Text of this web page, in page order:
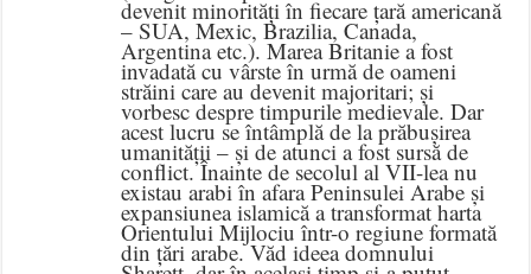
devenit minorități în fiecare țară americană
– SUA, Mexic, Brazilia, Canada,
Argentina etc.). Marea Britanie a fost
invadată cu vârste în urmă de oameni
străini care au devenit majoritari; și
vorbesc despre timpurile medievale. Dar
acest lucru se întâmplă de la prăbușirea
umanității – și de atunci a fost sursă de
conflict. Înainte de secolul al VII-lea nu
existau arabi în afara Peninsulei Arabe și
expansiunea islamică a transformat harta
Orientului Mijlociu într-o regiune formată
din țări arabe. Văd ideea domnului